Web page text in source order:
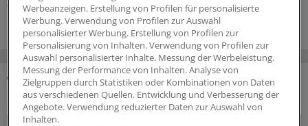
06.08.2026
DAS KÖNNTE SIE AUCH INTERESSIEREN
Werbeanzeigen. Erstellung von Profilen für personalisierte
Werbung. Verwendung von Profilen zur Auswahl
personalisierter Werbung. Erstellung von Profilen zur
Personalisierung von Inhalten. Verwendung von Profilen zur
Auswahl personalisierter Inhalte. Messung der Werbeleistung.
Messung der Performance von Inhalten. Analyse von
Zielgruppen durch Statistiken oder Kombinationen von Daten
aus verschiedenen Quellen. Entwicklung und Verbesserung der
Angebote. Verwendung reduzierter Daten zur Auswahl von
Inhalten.